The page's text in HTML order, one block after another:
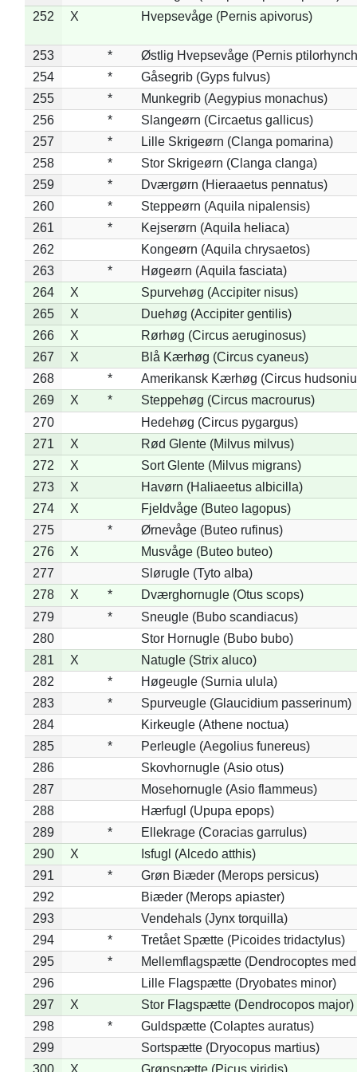
252
X Hvepsevåge (Pernis apivorus)
253 *
Østlig Hvepsevåge (Pernis
254
*
Gåsegrib (Gyps fulvus)
255
*
Munkegrib (Aegypius monachus)
256
*
Slangeørn (Circaetus gallicus)
257
*
Lille Skrigeørn (Clanga pomarina)
258
*
Stor Skrigeørn (Clanga clanga)
259
*
Dværgørn (Hieraaetus pennatus)
260
*
Steppeørn (Aquila nipalensis)
261
*
Kejserørn (Aquila heliaca)
262
Kongeørn (Aquila chrysaetos)
263
*
Høgeørn (Aquila fasciata)
264
X
Spurvehøg (Accipiter nisus)
265
X
Duehøg (Accipiter gentilis)
266
X
Rørhøg (Circus aeruginosus)
267
X
Blå Kærhøg (Circus cyaneus)
268
*
Amerikansk Kærhøg (Circus
269
X *
Steppehøg (Circus macrourus)
270
Hedehøg (Circus pygargus)
271
X
Rød Glente (Milvus milvus)
272
X
Sort Glente (Milvus migrans)
273
X
Havørn (Haliaeetus albicilla)
274
X
Fjeldvåge (Buteo lagopus)
275
*
Ørnevåge (Buteo rufinus)
276
X
Musvåge (Buteo buteo)
277
Slørugle (Tyto alba)
278
X *
Dværghornugle (Otus scops)
279
*
Sneugle (Bubo scandiacus)
280
Stor Hornugle (Bubo bubo)
281
X
Natugle (Strix aluco)
282
*
Høgeugle (Surnia ulula)
283
*
Spurveugle (Glaucidium passerinum)
284
Kirkeugle (Athene noctua)
285
*
Perleugle (Aegolius funereus)
286
Skovhornugle (Asio otus)
287
Mosehornugle (Asio flammeus)
288
Hærfugl (Upupa epops)
289
*
Ellekrage (Coracias garrulus)
290
X
Isfugl (Alcedo atthis)
291
*
Grøn Biæder (Merops persicus)
292
Biæder (Merops apiaster)
293
Vendehals (Jynx torquilla)
294
*
Tretået Spætte (Picoides tridactylus)
295
*
Mellemflagspætte (Dendrocoptes
296
Lille Flagspætte (Dryobates minor)
297
X
Stor Flagspætte (Dendrocopos major)
298
*
Guldspætte (Colaptes auratus)
299
Sortspætte (Dryocopus martius)
300
X Grønspætte (Picus viridis)